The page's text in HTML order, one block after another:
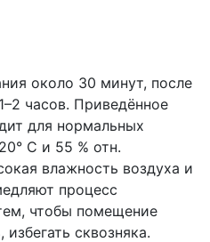
около 30 минут, после
часов. Приведëнное
для нормальных
C и 55 % отн.
влажность воздуха и
процесс
чтобы помещение
сквозняка.